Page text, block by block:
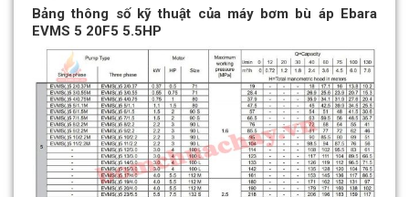
Bảng thông số kỹ thuật của máy bơm bù áp Ebara
EVMS 5 20F5 5.5HP